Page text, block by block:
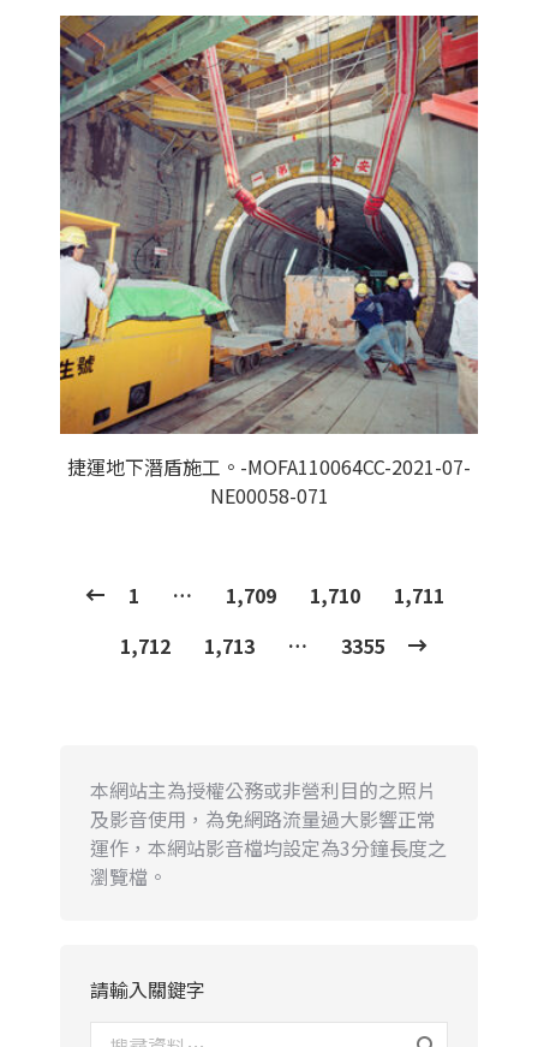
捷運地下潛盾施工。-MOFA110064CC-2021-07-
NE00058-071
1 … 1,709 1,710
1,711
1,712
1,713 … 3355
本網站主為授權公務或非營利目的之照片
及影音使用，為免網路流量過大影響正常
運作，本網站影音檔均設定為3分鐘長度之
瀏覽檔。
請輸入關鍵字